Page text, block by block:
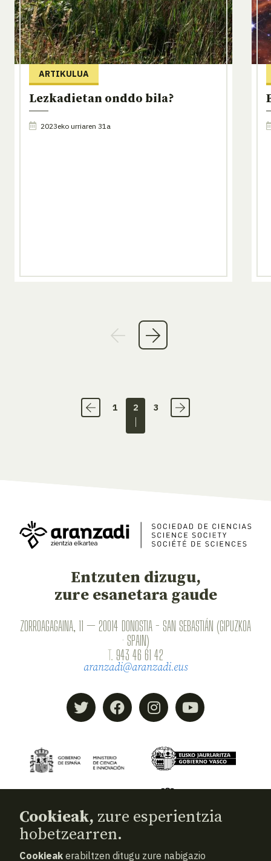
ARTIKULUA
Lezkadietan onddo bila?
2023eko urriaren 31a
1 2 3
Entzuten dizugu,
zure esanetara gaude
ZORROAGAGAINA, 11 — 20014 DONOSTIA - SAN SEBASTIÁN (GIPUZKOA
· SPAIN)
T. 943 46 61 42
aranzadi@aranzadi.eus
Cookieak, zure esperientzia
hobetzearren.
Cookieak erabiltzen ditugu zure nabigazio